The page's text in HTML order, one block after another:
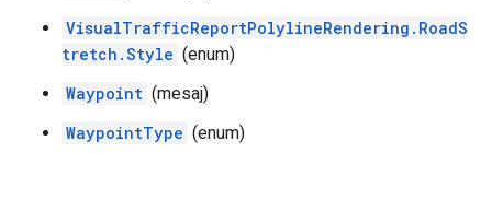
VisualTrafficReportPolylineRendering.RoadS
tretch.Style (enum)
Waypoint (mesaj)
WaypointType (enum)